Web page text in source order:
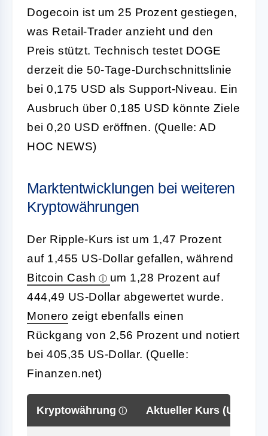
Dogecoin ist um 25 Prozent gestiegen,
was Retail-Trader anzieht und den
Preis stützt. Technisch testet DOGE
derzeit die 50-Tage-Durchschnittslinie
bei 0,175 USD als Support-Niveau. Ein
Ausbruch über 0,185 USD könnte Ziele
bei 0,20 USD eröffnen. (Quelle: AD
HOC NEWS)
Marktentwicklungen bei weiteren
Kryptowährungen
Der Ripple-Kurs ist um 1,47 Prozent
auf 1,455 US-Dollar gefallen, während
Bitcoin Cash
um 1,28 Prozent auf
444,49 US-Dollar abgewertet wurde.
Monero zeigt ebenfalls einen
Rückgang von 2,56 Prozent und notiert
bei 405,35 US-Dollar. (Quelle:
Finanzen.net)
Kryptowährung Aktueller Kurs (USD)